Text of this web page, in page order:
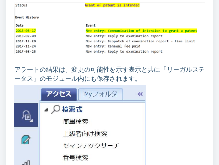
アラートの結果は、変更の可能性を示す表示と共に「リーガルステ
ータス」のモジュール内にも保存されます。